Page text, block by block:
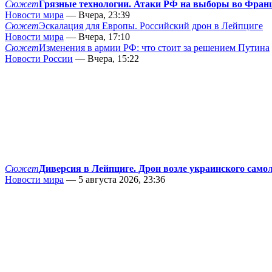
СюжетГрязные технологии. Атаки РФ на выборы во
Новости мира — Вчера, 23:39
СюжетЭскалация для Европы. Российский дрон в Лейпциге
Новости мира — Вчера, 17:10
СюжетИзменения в армии РФ: что стоит за решением Путина
Новости России — Вчера, 15:22
СюжетДиверсия в Лейпциге. Дрон возле украинского
Новости мира — 5 августа 2026, 23:36